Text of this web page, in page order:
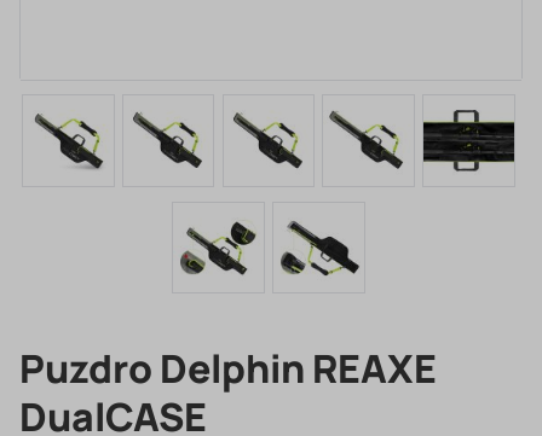
Puzdro Delphin REAXE
DualCASE